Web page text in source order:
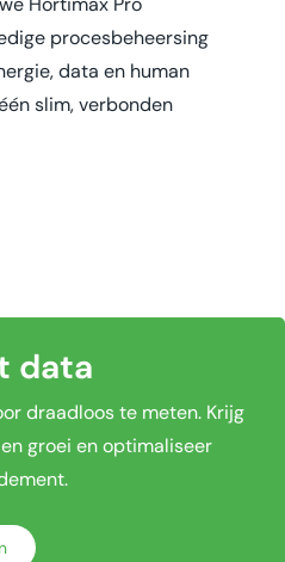
procesbeheersing
data en human
slim, verbonden
data
draadloos te meten. Krijg
groei en optimaliseer